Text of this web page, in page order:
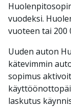
vuodeksi.
vuoteen tai 200
Uuden auton
kätevimmin
sopimus
laskutus